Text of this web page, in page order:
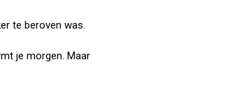
te beroven was.
je morgen. Maar